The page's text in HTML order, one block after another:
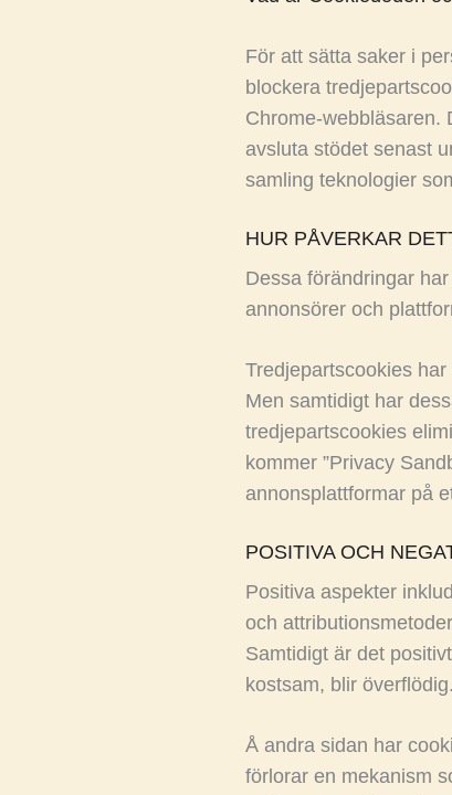
För att sätta saker i
blockera
Chrome-webbläsaren.
avsluta stödet senast
samling teknologier
HUR PÅVERKAR
Dessa förändringar
annonsörer och
Tredjepartscookies
Men samtidigt har
tredjepartscookies
kommer ”Privacy
annonsplattformar på
POSITIVA OCH
Positiva aspekter
och
Samtidigt är det
kostsam, blir överflödig.
Å andra sidan har
förlorar en mekanism